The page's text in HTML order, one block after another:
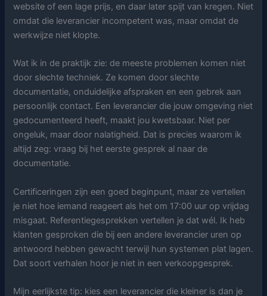
website of een lage prijs, en daar later spijt van kregen. Niet
omdat die leverancier incompetent was, maar omdat de
werkwijze niet klopte.
Wat ik in de praktijk zie: de meeste problemen komen niet
door slechte techniek. Ze komen door slechte
documentatie, onduidelijke afspraken en een gebrek aan
persoonlijk contact. Een leverancier die jouw omgeving niet
gedocumenteerd heeft, maakt jou kwetsbaar. Niet per
ongeluk, maar door nalatigheid. Dat is precies waarom ik
altijd zeg: vraag bij het eerste gesprek al naar de
documentatie.
Certificeringen zijn een goed beginpunt, maar ze vertellen
je niet hoe iemand reageert als het om 17:00 uur op vrijdag
misgaat. Referentiegesprekken vertellen je dat wél. Ik heb
klanten gesproken die bij een andere leverancier uren op
antwoord hebben gewacht terwijl hun systemen plat lagen.
Dat soort verhalen hoor je niet in een verkoopgesprek.
Mijn eerlijkste tip: kies een leverancier die kleiner is dan je